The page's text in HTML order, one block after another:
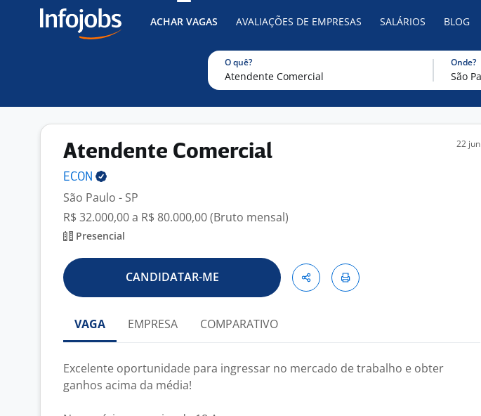
ACHAR VAGAS AVALIAÇÕES DE EMPRESAS SALÁRIOS BLOG
O quê? Onde?
Atendente Comercial
ECON
São Paulo - SP
R$ 32.000,00 a R$ 80.000,00 (Bruto mensal)
Presencial
22 jun
CANDIDATAR-ME
VAGA EMPRESA COMPARATIVO
Excelente oportunidade para ingressar no mercado de trabalho e obter
ganhos acima da média!